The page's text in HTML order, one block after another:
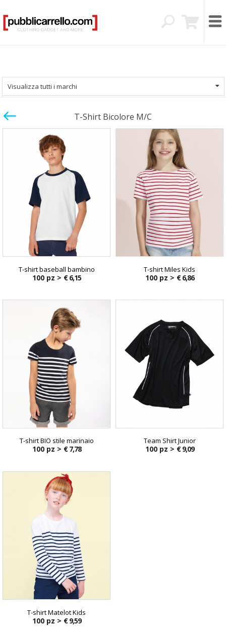
Visualizza tutti i marchi
T-Shirt Bicolore M/c
T-shirt baseball bambino
100 pz > € 6,15
T-shirt Miles Kids
100 pz > € 6,86
T-shirt BIO stile marinaio
100 pz > € 7,78
Team Shirt Junior
100 pz > € 9,09
T-shirt Matelot Kids
100 pz > € 9,59